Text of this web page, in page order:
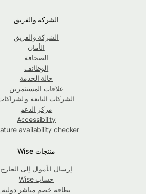
الشركة والفريق
الشركة والفريق
الأمان
الصحافة
الوظائف
حالة الخدمة
علاقات المستثمرين
الشركات التابعة والشراكات
مركز الدعم
Accessibility
Feature availability checker
منتجات Wise
إرسال الأموال إلى الخارج
حساب Wise
بطاقة خصم مباشر دولية